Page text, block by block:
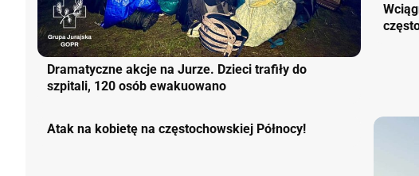
Dramatyczne akcje na Jurze. Dzieci trafiły do
szpitali, 120 osób ewakuowano
Atak na kobietę na częstochowskiej Północy!